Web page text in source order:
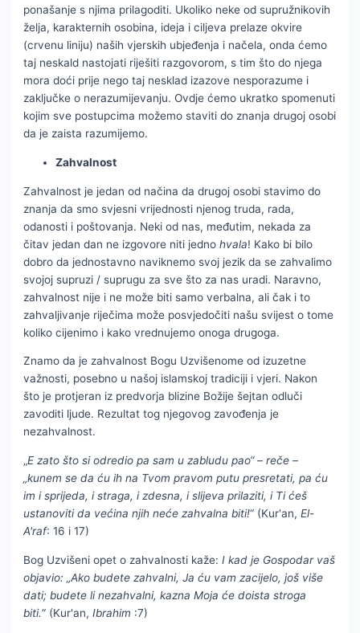
ponašanje s njima prilagoditi. Ukoliko neke od supružnikovih
želja, karakternih osobina, ideja i ciljeva prelaze okvire
(crvenu liniju) naših vjerskih ubjeđenja i načela, onda ćemo
taj neskald nastojati riješiti razgovorom, s tim što do njega
mora doći prije nego taj nesklad izazove nesporazume i
zaključke o nerazumijevanju. Ovdje ćemo ukratko spomenuti
kojim sve postupcima možemo staviti do znanja drugoj osobi
da je zaista razumijemo.
Zahvalnost
Zahvalnost je jedan od načina da drugoj osobi stavimo do
znanja da smo svjesni vrijednosti njenog truda, rada,
odanosti i poštovanja. Neki od nas, međutim, nekada za
čitav jedan dan ne izgovore niti jednohvala! Kako bi bilo
dobro da jednostavno naviknemo svoj jezik da se zahvalimo
svojoj supruzi / suprugu za sve što za nas uradi. Naravno,
zahvalnost nije i ne može biti samo verbalna, ali čak i to
zahvaljivanje riječima može posvjedočiti našu svijest o tome
koliko cijenimo i kako vrednujemo onoga drugoga.
Znamo da je zahvalnost Bogu Uzvišenome od izuzetne
važnosti, posebno u našoj islamskoj tradiciji i vjeri. Nakon
što je protjeran iz predvorja blizine Božije šejtan odluči
zavoditi ljude. Rezultat tog njegovog zavođenja je
nezahvalnost.
„E zato što si odredio pa sam u zabludu pao“ – reče –
„kunem se da ću ih na Tvom pravom putu presretati, pa ću
im i sprijeda, i straga, i zdesna, i slijeva prilaziti, i Ti ćeš
ustanoviti da većina njih neće zahvalna biti!“ (Kur'an,El-
A'raf: 16 i 17)
Bog Uzvišeni opet o zahvalnosti kaže:I kad je Gospodar vaš
objavio: „Ako budete zahvalni, Ja ću vam zacijelo, još više
dati; budete li nezahvalni, kazna Moja će doista stroga
biti.“ (Kur'an,Ibrahim :7)